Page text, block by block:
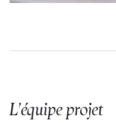
L'équipe projet